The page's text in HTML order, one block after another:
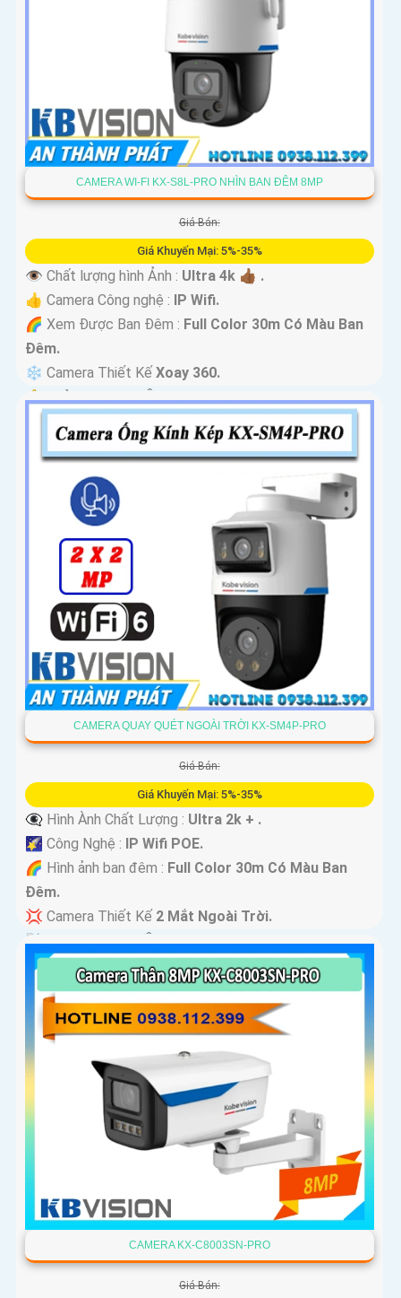
CAMERA WI-FI KX-S8L-PRO NHÌN BAN ĐÊM 8MP
Giá Bán:
Giá Khuyến Mại: 5%-35%
👁 Chất lượng hình Ảnh : Ultra 4k 👍🏾 .
👍 Camera Công nghệ : IP Wifi.
🌈 Xem Được Ban Đêm : Full Color 30m Có Màu Ban
Ðêm.
❄ Camera Thiết Kế Xoay 360.
️🔔 Khả Năng :Thu Âm Và Loa.
CAMERA QUAY QUÉT NGOÀI TRỜI KX-SM4P-PRO
Giá Bán:
Giá Khuyến Mại: 5%-35%
👁️‍🗨 Hình Ành Chất Lượng : Ultra 2k + .
🌠 Công Nghệ : IP Wifi POE.
🌈 Hình ảnh ban đêm : Full Color 30m Có Màu Ban
Ðêm.
💢 Camera Thiết Kế 2 Mắt Ngoài Trời.
️📡 Tích Hợp :Thu Âm Và Loa.
CAMERA KX-C8003SN-PRO
Giá Bán: